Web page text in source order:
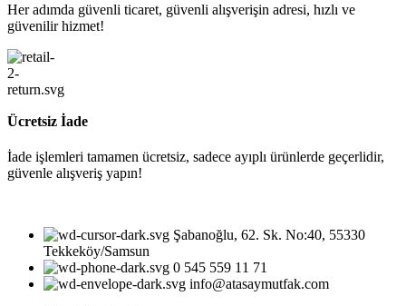
Her adımda güvenli ticaret, güvenli alışverişin adresi, hızlı ve
güvenilir hizmet!
Ücretsiz İade
İade işlemleri tamamen ücretsiz, sadece ayıplı ürünlerde geçerlidir,
güvenle alışveriş yapın!
Şabanoğlu, 62. Sk. No:40, 55330
Tekkeköy/Samsun
0 545 559 11 71
info@atasaymutfak.com